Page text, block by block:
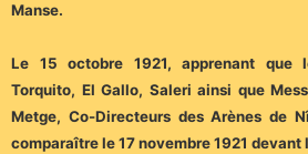
Manse.
Le 15 octobre 1921, apprenant que
Torquito, El Gallo, Saleri ainsi que
Metge, Co-Directeurs des Arènes de
comparaître le 17 novembre 1921 devant